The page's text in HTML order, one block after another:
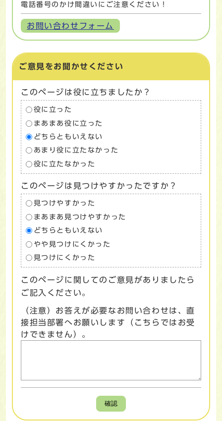
電話番号のかけ間違いにご注意ください！
お問い合わせフォーム
ご意見をお聞かせください
このページは役に立ちましたか？
役に立った
まあまあ役に立った
どちらともいえない
あまり役に立たなかった
役に立たなかった
このページは見つけやすかったですか？
見つけやすかった
まあまあ見つけやすかった
どちらともいえない
やや見つけにくかった
見つけにくかった
このページに関してのご意見がありましたら
ご記入ください。
（注意）お答えが必要なお問い合わせは、直
接担当部署へお願いします（こちらではお受
けできません）。
確認